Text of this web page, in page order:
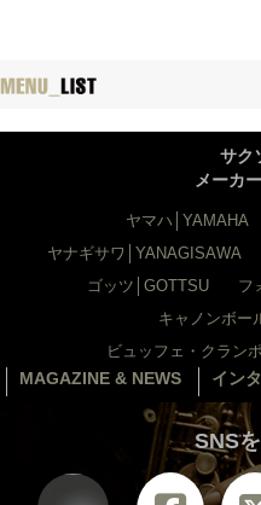
サク
メーカ
ヤマハ│YAMAHA
ヤナギサワ│YANAGISAWA
ゴッツ│GOTTSU
フ
キャノンボー
ビュッフェ・クラン
MAGAZINE & NEWS イン
SNS